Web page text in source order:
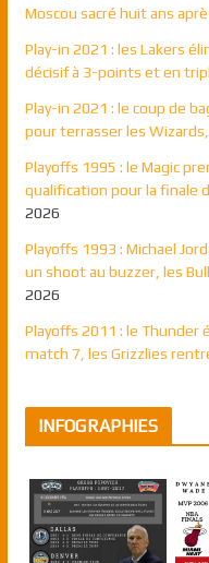
Moscou sacré huit ans
Play-in 2021 : les Lakers
décisif à 3-points et en
Play-in 2021 : le coup de
pour terrasser les
Playoffs 1995 : le Magic
qualification pour la finale
2026
Playoffs 1993 : Michael
un shoot au buzzer, les
2026
Playoffs 2011 : le Thunder
match 7, les Grizzlies
INFOGRAPHIES